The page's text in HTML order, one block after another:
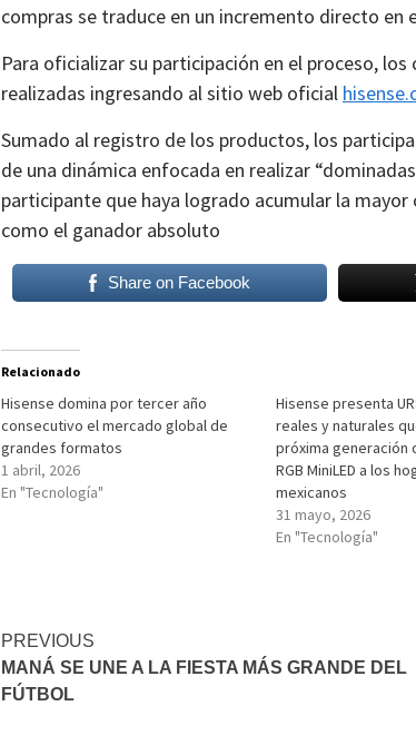
compras se traduce en un incremento directo en
Para oficializar su participación en el proceso,
realizadas ingresando al sitio web oficial
Sumado al registro de los productos, los
de una dinámica enfocada en realizar
participante que haya logrado acumular la
como el ganador absoluto
Share on Facebook
Relacionado
Hisense domina por tercer año
consecutivo el mercado global de
grandes formatos
1 abril, 2026
En "Tecnología"
Hisense presenta
reales y naturales
próxima generación
RGB MiniLED a los
mexicanos
31 mayo, 2026
En "Tecnología"
Post
navigation
PREVIOUS
MANÁ SE UNE A LA FIESTA MÁS GRANDE DEL
FÚTBOL